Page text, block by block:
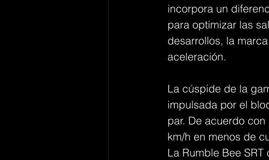
incorpora un
para optimizar las
desarrollos, la
aceleración.
La cúspide de la
impulsada por el
par. De acuerdo
km/h en menos de
La Rumble Bee